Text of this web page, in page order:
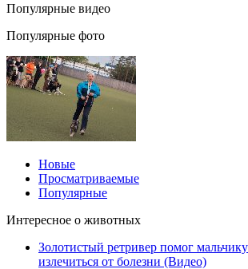
Популярные видео
Популярные фото
Новые
Просматриваемые
Популярные
Интересное о животных
Золотистый ретривер помог
излечиться от болезни (Видео)